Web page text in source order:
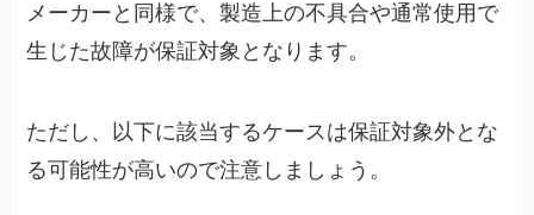
メーカーと同様で、製造上の不具合や通常使用で
生じた故障が保証対象となります。
ただし、以下に該当するケースは保証対象外とな
る可能性が高いので注意しましょう。